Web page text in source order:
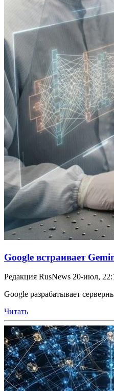
Google встраивает
Редакция RusNews 20-июл,
Google разрабатывает
Читать